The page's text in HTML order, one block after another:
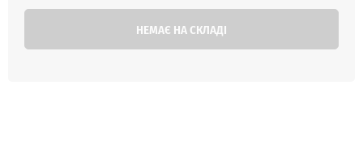
НЕМАЄ НА СКЛАДІ